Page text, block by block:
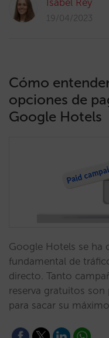
Isabel Rey
19/04/2023
Cómo
opciones de
Google Hotels
Google Hotels se ha
fundamental de
directo. Tanto
reserva gratuitos
para sacar su